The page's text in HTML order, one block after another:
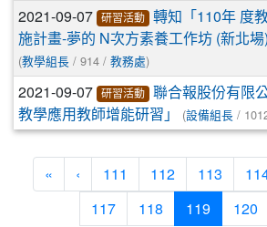
2021-09-07 研習活動
轉知「110年 度
施計畫-夢的 N次方素養工作坊 (新北場
(教學組長 / 914 / 教務處)
2021-09-07 研習活動
聯合報股份有限
教學應用教師增能研習」
(設備組長 /
« ‹ 111 112 113
117 118 119(current)
120